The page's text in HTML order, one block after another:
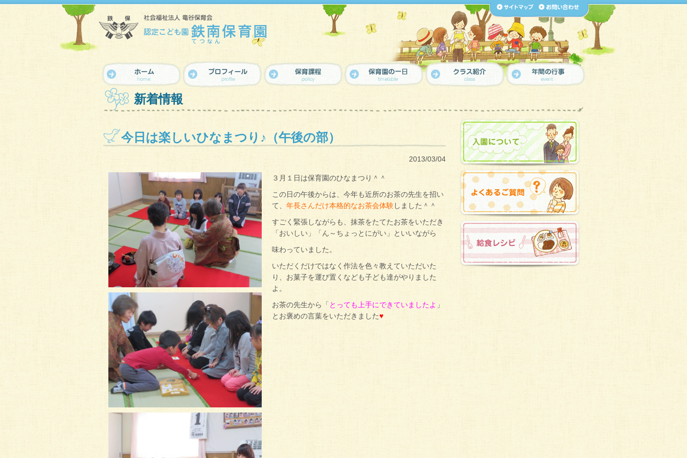
新着情報
今日は楽しいひなまつり♪（午後の部）
2013/03/04
３月１日は保育園のひなまつり＾＾
この日の午後からは、今年も近所のお茶の先生を招い
て、 年長さんだけ本格的なお茶会体験しました＾＾
すごく緊張しながらも、抹茶をたてたお茶をいただき
「おいしい」「ん～ちょっとにがい」といいながら
味わっていました。
いただくだけではなく作法を色々教えていただいた
り、お菓子を運び置くなども子ども達がやりました
よ。
お茶の先生から「 とっても上手にできていましたよ 」
とお褒めの言葉をいただきました♥